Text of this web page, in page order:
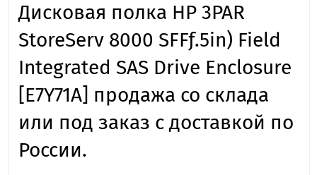
Дисковая полка HP 3PAR
StoreServ 8000 SFFƒ.5in) Field
Integrated SAS Drive Enclosure
[E7Y71A] продажа со склада
или под заказ с доставкой по
России.